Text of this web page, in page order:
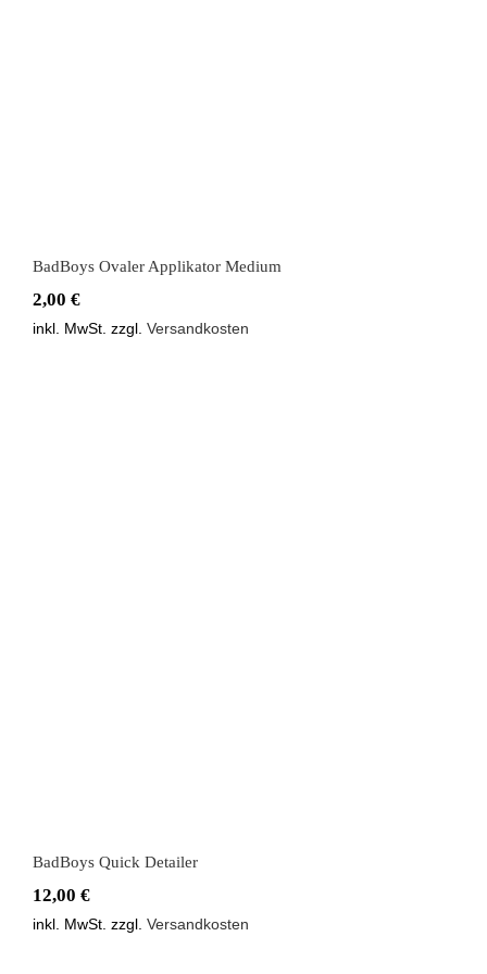
BadBoys Ovaler Applikator Medium
2,00 €
inkl. MwSt. zzgl. Versandkosten
BadBoys Quick Detailer
12,00 €
inkl. MwSt. zzgl. Versandkosten